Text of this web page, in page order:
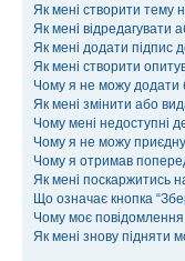
Як мені створити тему
Як мені відредагувати
Як мені додати підпис
Як мені створити
Чому я не можу додати
Як мені змінити або
Чому мені недоступні
Чому я не можу
Чому я отримав
Як мені поскаржитись
Що означає кнопка
Чому моє
Як мені знову підняти